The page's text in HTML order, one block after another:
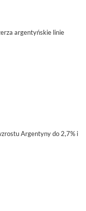
argentyńskie linie
Argentyny do 2,7% i